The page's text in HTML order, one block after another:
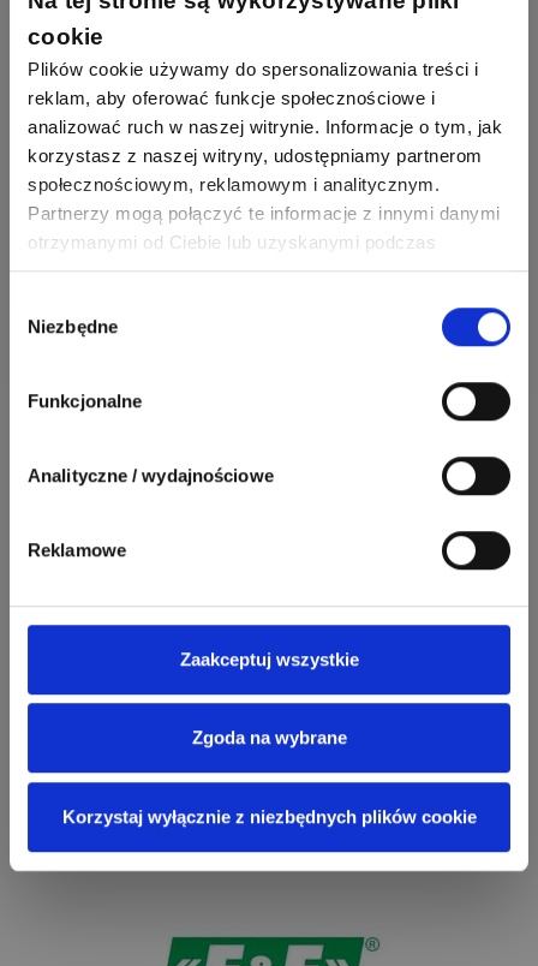
cookie
Plików cookie używamy do spersonalizowania treści i
reklam, aby oferować funkcje społecznościowe i
analizować ruch w naszej witrynie. Informacje o tym, jak
korzystasz z naszej witryny, udostępniamy partnerom
społecznościowym, reklamowym i analitycznym.
Partnerzy mogą połączyć te informacje z innymi danymi
otrzymanymi od Ciebie lub uzyskanymi podczas
korzystania z ich usług. Dzięki Twojej zgodzie możemy
preferencji.
zgody
Niezbędne
Funkcjonalne
Analityczne / wydajnościowe
Reklamowe
Zaakceptuj wszystkie
Zgoda na wybrane
Korzystaj wyłącznie z niezbędnych plików cookie
Zaloguj przez Facebooka
Zaloguj się i zadaj pytanie
Nie masz jeszcze konta?Załóż konto.
Patroni serwisu: